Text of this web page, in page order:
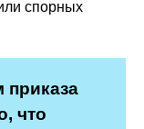
спорных
приказа
что